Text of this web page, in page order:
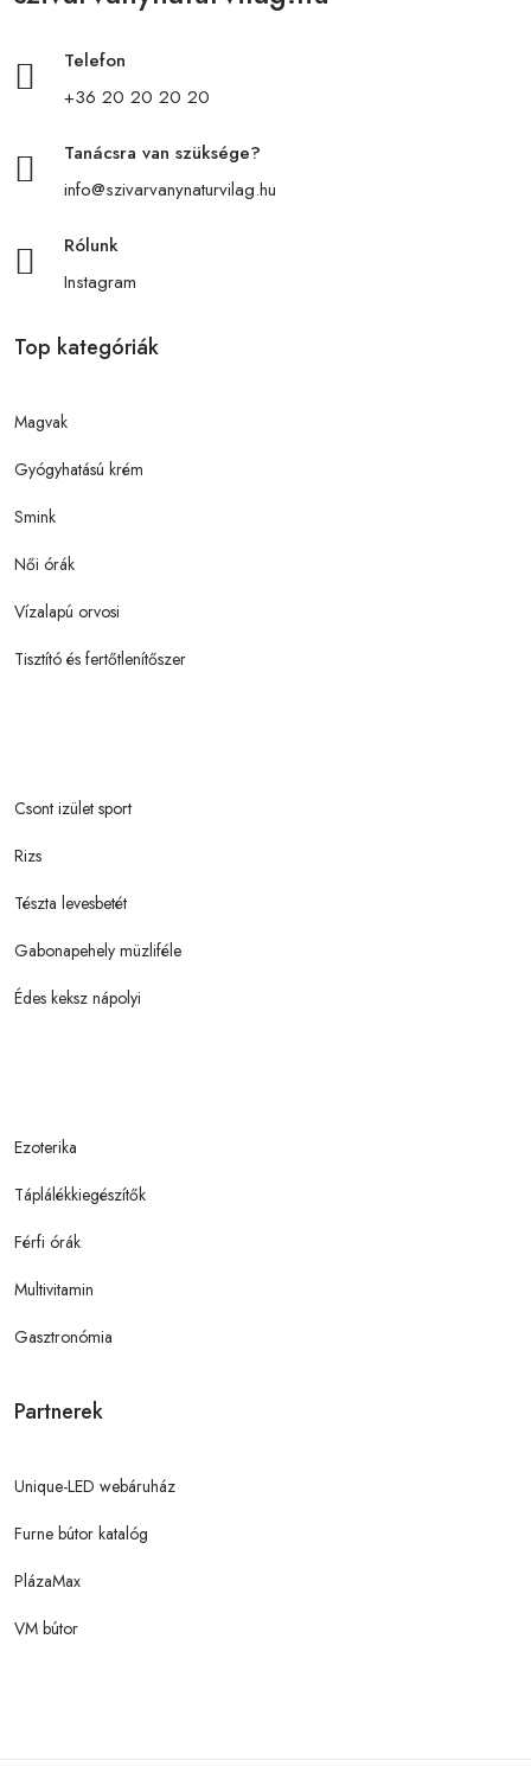
Telefon
+36 20 20 20 20
Tanácsra van szüksége?
info@szivarvanynaturvilag.hu
Rólunk
Instagram
Top kategóriák
Magvak
Gyógyhatású krém
Smink
Női órák
Vízalapú orvosi
Tisztító és fertőtlenítőszer
Csont izület sport
Rizs
Tészta levesbetét
Gabonapehely müzliféle
Édes keksz nápolyi
Ezoterika
Táplálékkiegészítők
Férfi órák
Multivitamin
Gasztronómia
Partnerek
Unique-LED webáruház
Furne bútor katalóg
PlázaMax
VM bútor